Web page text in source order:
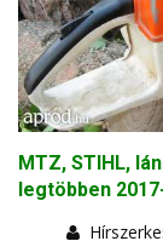
MTZ, STIHL,
legtöbben